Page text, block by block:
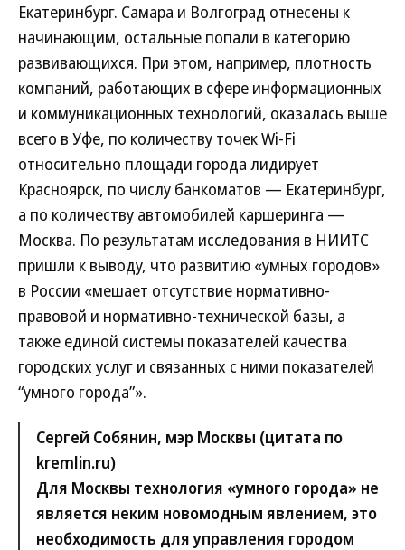
Екатеринбург. Самара и Волгоград отнесены к
начинающим, остальные попали в категорию
развивающихся. При этом, например, плотность
компаний, работающих в сфере информационных
и коммуникационных технологий, оказалась выше
всего в Уфе, по количеству точек Wi-Fi
относительно площади города лидирует
Красноярск, по числу банкоматов — Екатеринбург,
а по количеству автомобилей каршеринга —
Москва. По результатам исследования в НИИТС
пришли к выводу, что развитию «умных городов»
в России «мешает отсутствие нормативно-
правовой и нормативно-технической базы, а
также единой системы показателей качества
городских услуг и связанных с ними показателей
“умного города”».
Сергей Собянин, мэр Москвы (цитата по
kremlin.ru)
Для Москвы технология «умного города» не
является неким новомодным явлением, это
необходимость для управления городом